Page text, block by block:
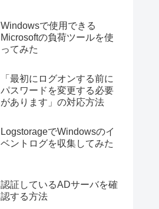
Windowsで使用できる
Microsoftの負荷ツールを使
ってみた
「最初にログオンする前に
パスワードを変更する必要
があります」の対応方法
LogstorageでWindowsのイ
ベントログを収集してみた
認証しているADサーバを確
認する方法